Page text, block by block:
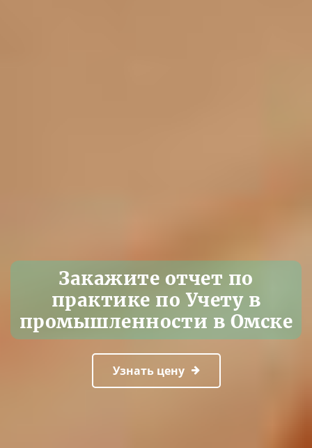
Закажите отчет по
практике по Учету в
промышленности в Омске
Узнать цену